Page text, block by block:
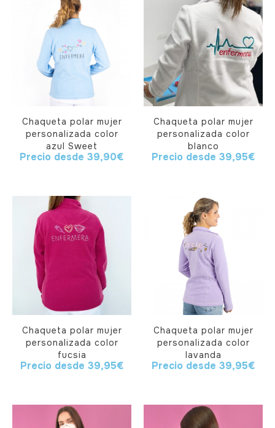
Chaqueta polar mujer
personalizada color
azul Sweet
Precio desde 39,90€
Chaqueta polar mujer
personalizada color
blanco
Precio desde 39,95€
Chaqueta polar mujer
personalizada color
fucsia
Precio desde 39,95€
Chaqueta polar mujer
personalizada color
lavanda
Precio desde 39,95€